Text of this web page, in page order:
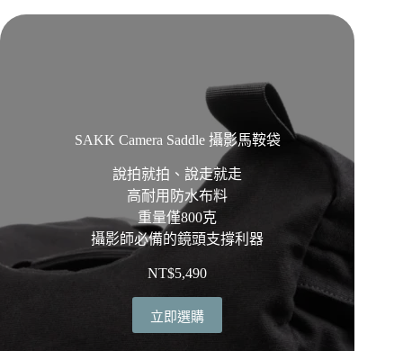
SAKK Camera Saddle 攝影馬鞍袋
說拍就拍、說走就走
高耐用防水布料
重量僅800克
攝影師必備的鏡頭支撐利器
NT$5,490
立即選購